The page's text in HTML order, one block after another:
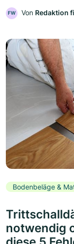
FW Von Redaktion
Bodenbeläge &
notwendig